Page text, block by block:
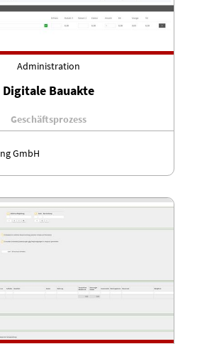
Administration
Digitale Bauakte
Geschäftsprozess
GmbH